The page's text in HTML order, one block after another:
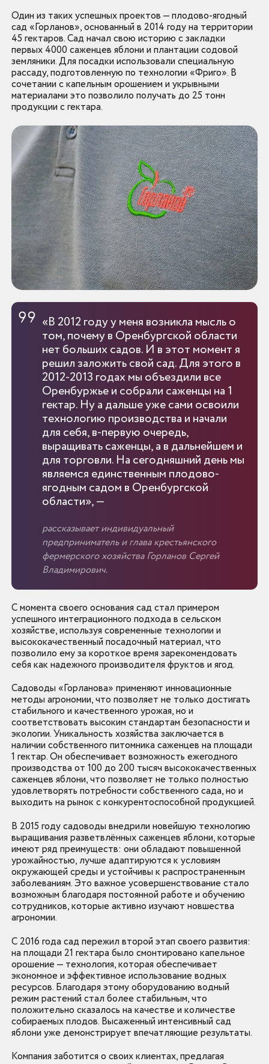
Один из таких успешных проектов — плодово-ягодный
сад «Горланов», основанный в 2014 году на территории
45 гектаров. Сад начал свою историю с закладки
первых 4000 саженцев яблони и плантации содовой
земляники. Для посадки использовали специальную
рассаду, подготовленную по технологии «Фриго». В
сочетании с капельным орошением и укрывными
материалами это позволило получать до 25 тонн
продукции с гектара.
«В 2012 году у меня возникла мысль о
том, почему в Оренбургской области
нет больших садов. И в этот момент я
решил заложить свой сад. Для этого в
2012-2013 годах мы объездили все
Оренбуржье и собрали саженцы на 1
гектар. Ну а дальше уже сами освоили
технологию производства и начали
для себя, в-первую очередь,
выращивать саженцы, а в дальнейшем и
для торговли. На сегодняшний день мы
являемся единственным плодово-
ягодным садом в Оренбургской
области», —
рассказывает индивидуальный
предприниматель и глава крестьянского
фермерского хозяйства Горланов Сергей
Владимирович.
С момента своего основания сад стал примером
успешного интеграционного подхода в сельском
хозяйстве, используя современные технологии и
высококачественный посадочный материал, что
позволило ему за короткое время зарекомендовать
себя как надежного производителя фруктов и ягод.
Садоводы «Горланова» применяют инновационные
методы агрономии, что позволяет не только достигать
стабильного и качественного урожая, но и
соответствовать высоким стандартам безопасности и
экологии. Уникальность хозяйства заключается в
наличии собственного питомника саженцев на площади
1 гектар. Он обеспечивает возможность ежегодного
производства от 100 до 200 тысяч высококачественных
саженцев яблони, что позволяет не только полностью
удовлетворять потребности собственного сада, но и
выходить на рынок с конкурентоспособной продукцией.
В 2015 году садоводы внедрили новейшую технологию
выращивания разветвлённых саженцев яблони, которые
имеют ряд преимуществ: они обладают повышенной
урожайностью, лучше адаптируются к условиям
окружающей среды и устойчивы к распространенным
заболеваниям. Это важное усовершенствование стало
возможным благодаря постоянной работе и обучению
сотрудников, которые активно изучают новшества
агрономии.
С 2016 года сад пережил второй этап своего развития:
на площади 21 гектара было смонтировано капельное
орошение — технология, которая обеспечивает
экономное и эффективное использование водных
ресурсов. Благодаря этому оборудованию водный
режим растений стал более стабильным, что
положительно сказалось на качестве и количестве
собираемых плодов. Высаженный интенсивный сад
яблони уже демонстрирует впечатляющие результаты.
Компания заботится о своих клиентах, предлагая